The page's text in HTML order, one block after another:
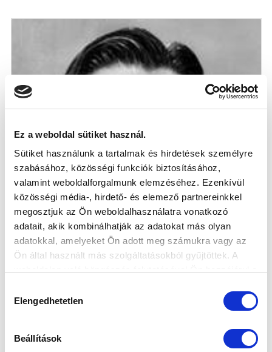
Ez a weboldal sütiket használ.
Sütiket használunk a tartalmak és hirdetések személyre
szabásához, közösségi funkciók biztosításához,
valamint weboldalforgalmunk elemzéséhez. Ezenkívül
közösségi média-, hirdető- és elemező partnereinkkel
megosztjuk az Ön weboldalhasználatra vonatkozó
adatait, akik kombinálhatják az adatokat más olyan
adatokkal, amelyeket Ön adott meg számukra vagy az
Ön által használt más szolgáltatásokból gyűjtöttek. A
kiválasztása
Elengedhetetlen
Beállítások